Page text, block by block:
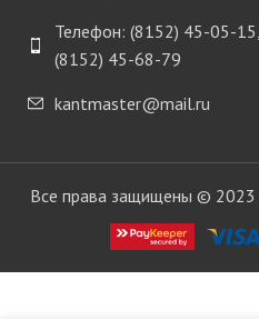
Телефон: (8152) 45-05-15,
(8152) 45-68-79
kantmaster@mail.ru
Все права защищены © 2023
Кромка